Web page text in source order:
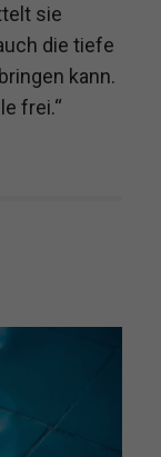
sie
die tiefe
kann.
frei.“